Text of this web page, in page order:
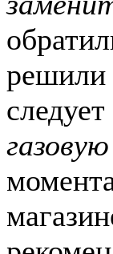
решили